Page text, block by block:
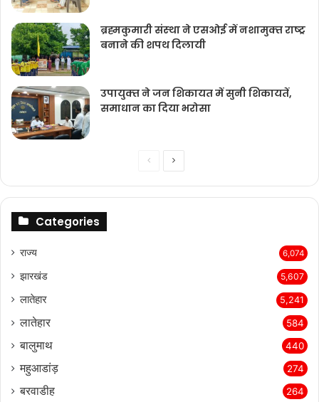
ब्रह्मकुमारी संस्‍था ने एसओई में नशामुक्‍त राष्‍ट्र
बनाने की शपथ दिलायी
उपायुक्‍त ने जन शिकायत में सुनी शिकायतें,
समाधान का दिया भरोसा
PreviousNext
Categories
राज्‍य 6,074
झारखंड 5,607
लातेहार 5,241
लातेहार 584
बालुमाथ 440
महुआडांड़ 274
बरवाडीह 264